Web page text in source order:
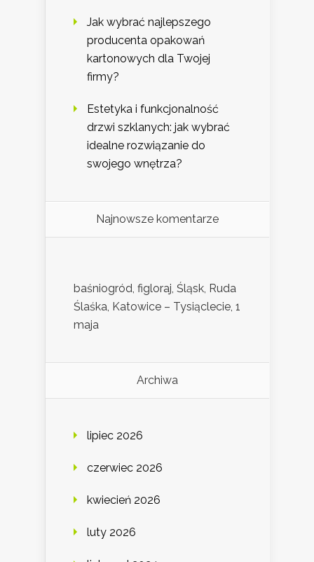
Jak wybrać najlepszego
producenta opakowań
kartonowych dla Twojej
firmy?
Estetyka i funkcjonalność
drzwi szklanych: jak wybrać
idealne rozwiązanie do
swojego wnętrza?
Najnowsze komentarze
baśniogród, figloraj, Śląsk, Ruda
Ślaśka, Katowice – Tysiąclecie, 1
maja
Archiwa
lipiec 2026
czerwiec 2026
kwiecień 2026
luty 2026